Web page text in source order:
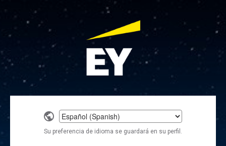
Select
a
language
Su preferencia de idioma se guardará en su perfil.